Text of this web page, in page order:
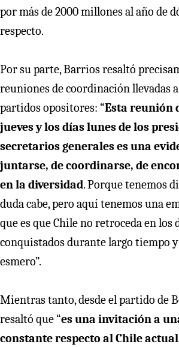
por más de 2000 millones al año de
respecto.
Por su parte, Barrios resaltó
reuniones de coordinación llevadas
partidos opositores: “Esta reunión
jueves y los días lunes de los
secretarios generales es una
juntarse, de coordinarse, de
en la diversidad. Porque tenemos
duda cabe, pero aquí tenemos una
que es que Chile no retroceda en los
conquistados durante largo tiempo
esmero”.
Mientras tanto, desde el partido de
resaltó que “es una invitación a
constante respecto al Chile